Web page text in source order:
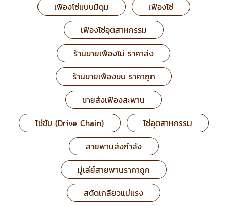
เฟืองโซ่แบบมีดุม
เฟืองโซ่
เฟืองโซ่อุตสาหกรรม
ร้านขายเฟืองโม่ ราคาส่ง
ร้านขายเฟืองขบ ราคาถูก
ขายส่งเฟืองสะพาน
โซ่ขับ (Drive Chain)
โซ่อุตสาหกรรม
สายพานส่งกำลัง
มู่เล่ย์สายพานราคาถูก
สตัดเกลียวแม่แรง